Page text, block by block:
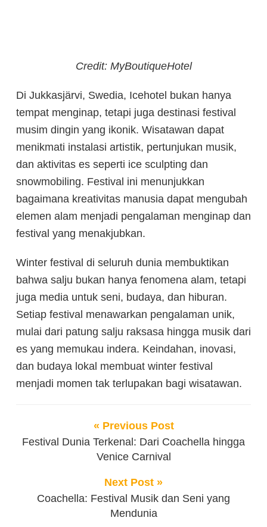
Credit: MyBoutiqueHotel
Di Jukkasjärvi, Swedia, Icehotel bukan hanya
tempat menginap, tetapi juga destinasi festival
musim dingin yang ikonik. Wisatawan dapat
menikmati instalasi artistik, pertunjukan musik,
dan aktivitas es seperti ice sculpting dan
snowmobiling. Festival ini menunjukkan
bagaimana kreativitas manusia dapat mengubah
elemen alam menjadi pengalaman menginap dan
festival yang menakjubkan.
Winter festival di seluruh dunia membuktikan
bahwa salju bukan hanya fenomena alam, tetapi
juga media untuk seni, budaya, dan hiburan.
Setiap festival menawarkan pengalaman unik,
mulai dari patung salju raksasa hingga musik dari
es yang memukau indera. Keindahan, inovasi,
dan budaya lokal membuat winter festival
menjadi momen tak terlupakan bagi wisatawan.
« Previous Post
Festival Dunia Terkenal: Dari Coachella hingga
Venice Carnival
Next Post »
Coachella: Festival Musik dan Seni yang
Mendunia